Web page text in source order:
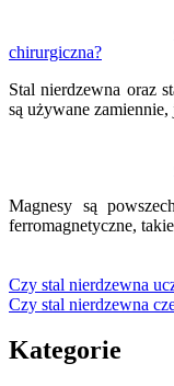
chirurgiczna?
Stal nierdzewna oraz
są używane
Magnesy są
ferromagnetyczne,
Czy stal nierdzewna
Czy stal nierdzewna
Kategorie